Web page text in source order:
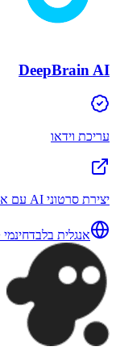
DeepBrain AI
עריכת וידאו
יצירת סרטוני AI עם אווטאר אנושי ריאליסטי ממש מטקסט.
אנגלית בלבד